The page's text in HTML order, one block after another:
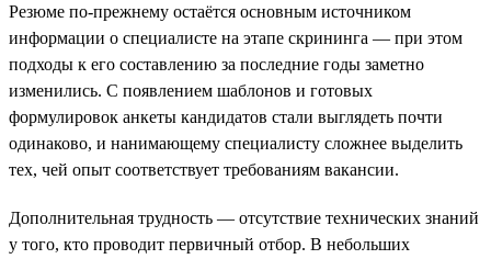
Резюме по-прежнему остаётся основным источником
информации о специалисте на этапе скрининга — при этом
подходы к его составлению за последние годы заметно
изменились. С появлением шаблонов и готовых
формулировок анкеты кандидатов стали выглядеть почти
одинаково, и нанимающему специалисту сложнее выделить
тех, чей опыт соответствует требованиям вакансии.
Дополнительная трудность — отсутствие технических знаний
у того, кто проводит первичный отбор. В небольших